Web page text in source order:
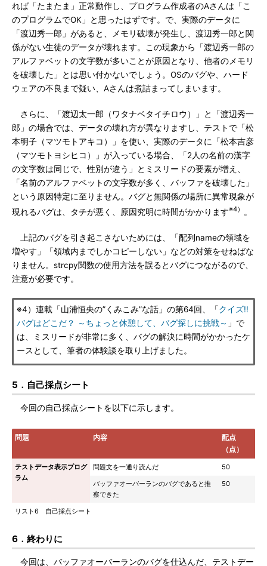
れば「たまたま」正常動作し、プログラム作成者のAさんは「こ
のプログラムでOK」と思ったはずです。で、実際のデータに
「渡辺秀一郎」があると、メモリ破壊が発生し、渡辺秀一郎と関
係がない生徒のデータが壊れます。この現象から「渡辺秀一郎の
アルファベットの文字数が多いことが原因となり、他者のメモリ
を破壊した」とは思い付かないでしょう。OSのバグや、ハード
ウェアの不良まで疑い、Aさんは煮詰まってしまいます。
さらに、「渡辺太一郎（ワタナベタイチロウ）」と「渡辺秀一
郎」の場合では、データの壊れ方が異なりますし、テストで「松
本明子（マツモトアキコ）」を使い、実際のデータに「松本吉彦
（マツモトヨシヒコ）」が入っている場合、「2人の名前の漢字
の文字数は同じで、性別が違う」とミスリードの要素が増え、
「名前のアルファベットの文字数が多く、バッファを破壊した」
という原因特定に至りません。バグと無関係の場所に異常現象が
現れるバグは、タチが悪く、原因究明に時間がかかります※4） 。
上記のバグを引き起こさないためには、「配列nameの領域を
増やす」「領域内までしかコピーしない」などの対策をせねばな
りません。strcpy関数の使用方法を誤るとバグにつながるので、
注意が必要です。
※4）連載「山浦恒央の”くみこみ”な話」の第64回、「クイズ!!
バグはどこだ？ ～ちょっと休憩して、バグ探しに挑戦～ 」で
は、ミスリードが非常に多く、バグの解決に時間がかかったケ
ースとして、筆者の体験談を取り上げました。
5．自己採点シート
今回の自己採点シートを以下に示します。
問題 内容
配点
（点）
テストデータ表示プログ
ラム
問題文を一通り読んだ
50
バッファオーバーランのバグであると推
察できた
50
リスト6 自己採点シート
6．終わりに
今回は、バッファオーバーランのバグを仕込んだ、テストデー